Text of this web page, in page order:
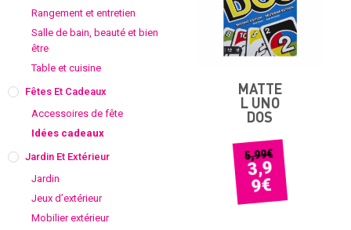
Rangement et entretien
Salle de bain, beauté et bien
être
Table et cuisine
Fêtes Et Cadeaux
Accessoires de fête
Idées cadeaux
Jardin Et Extérieur
Jardin
Jeux d’extérieur
Mobilier extérieur
MATTE
L UNO
DOS
5,99€
3,9
9€